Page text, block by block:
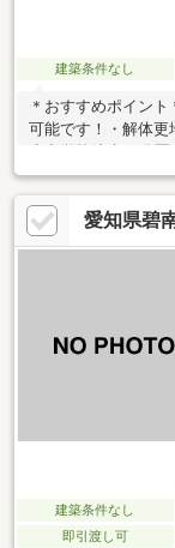
建築条件なし
＊おすすめポイン
可能です！・解体更
ライフインフォメー
120m)・セブン-イ
端保育園 徒歩10分 (
歩19分 (約1510m)
1360m)・ゲンキー
愛知県碧
建築条件なし
即引渡し可